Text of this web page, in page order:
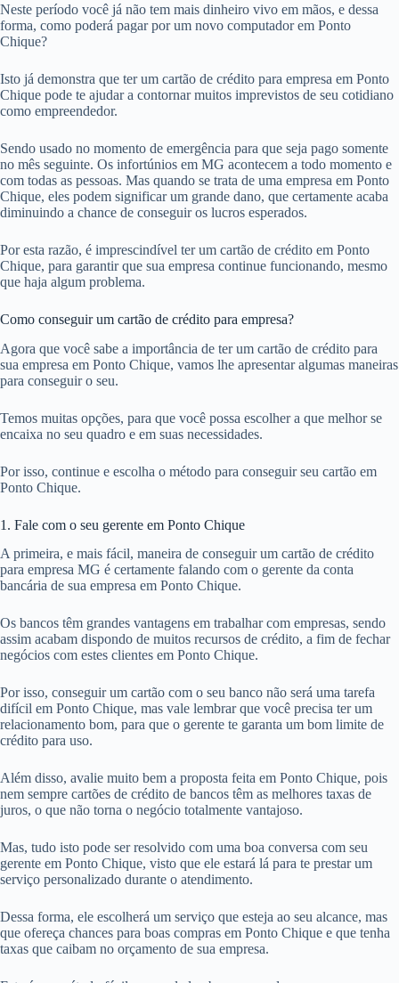
Neste período você já não tem mais dinheiro vivo em mãos, e dessa
forma, como poderá pagar por um novo computador em Ponto
Chique?
Isto já demonstra que ter um cartão de crédito para empresa em Ponto
Chique pode te ajudar a contornar muitos imprevistos de seu cotidiano
como empreendedor.
Sendo usado no momento de emergência para que seja pago somente
no mês seguinte. Os infortúnios em MG acontecem a todo momento e
com todas as pessoas. Mas quando se trata de uma empresa em Ponto
Chique, eles podem significar um grande dano, que certamente acaba
diminuindo a chance de conseguir os lucros esperados.
Por esta razão, é imprescindível ter um cartão de crédito em Ponto
Chique, para garantir que sua empresa continue funcionando, mesmo
que haja algum problema.
Como conseguir um cartão de crédito para empresa?
Agora que você sabe a importância de ter um cartão de crédito para
sua empresa em Ponto Chique, vamos lhe apresentar algumas maneiras
para conseguir o seu.
Temos muitas opções, para que você possa escolher a que melhor se
encaixa no seu quadro e em suas necessidades.
Por isso, continue e escolha o método para conseguir seu cartão em
Ponto Chique.
1. Fale com o seu gerente em Ponto Chique
A primeira, e mais fácil, maneira de conseguir um cartão de crédito
para empresa MG é certamente falando com o gerente da conta
bancária de sua empresa em Ponto Chique.
Os bancos têm grandes vantagens em trabalhar com empresas, sendo
assim acabam dispondo de muitos recursos de crédito, a fim de fechar
negócios com estes clientes em Ponto Chique.
Por isso, conseguir um cartão com o seu banco não será uma tarefa
difícil em Ponto Chique, mas vale lembrar que você precisa ter um
relacionamento bom, para que o gerente te garanta um bom limite de
crédito para uso.
Além disso, avalie muito bem a proposta feita em Ponto Chique, pois
nem sempre cartões de crédito de bancos têm as melhores taxas de
juros, o que não torna o negócio totalmente vantajoso.
Mas, tudo isto pode ser resolvido com uma boa conversa com seu
gerente em Ponto Chique, visto que ele estará lá para te prestar um
serviço personalizado durante o atendimento.
Dessa forma, ele escolherá um serviço que esteja ao seu alcance, mas
que ofereça chances para boas compras em Ponto Chique e que tenha
taxas que caibam no orçamento de sua empresa.